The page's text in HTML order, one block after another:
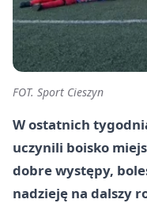
FOT. Sport Cieszyn
W ostatnich
uczynili boisko
dobre występy,
nadzieję na dalszy